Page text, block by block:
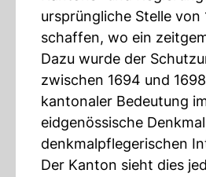
ursprüngliche Stelle
schaffen, wo ein
Dazu wurde der
zwischen 1694 und
kantonaler Bedeutung
eidgenössische
denkmalpflegerischen
Der Kanton sieht dies